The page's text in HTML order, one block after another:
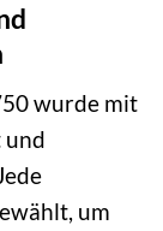
wurde mit
und
um